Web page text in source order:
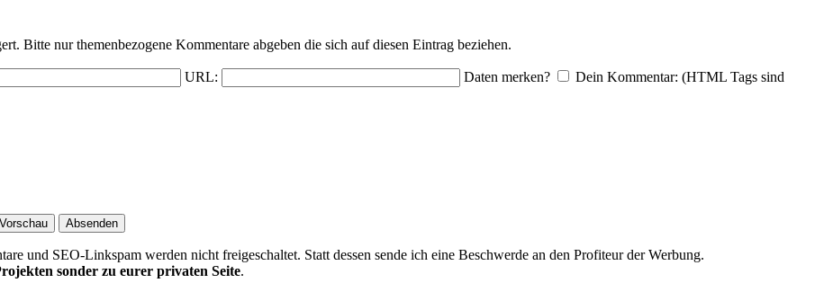
Bitte nur themenbezogene Kommentare abgeben die sich auf diesen Eintrag beziehen.
URL: Daten merken? Dein Kommentar: (HTML Tags sind
und SEO-Linkspam werden nicht freigeschaltet. Statt dessen sende ich eine Beschwerde an den Profiteur der Werbung.
sonder zu eurer privaten Seite.